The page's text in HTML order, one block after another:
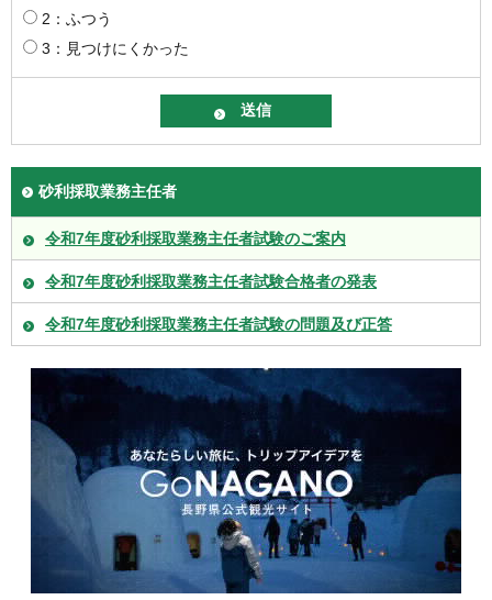
2：ふつう
3：見つけにくかった
砂利採取業務主任者
令和7年度砂利採取業務主任者試験のご案内
令和7年度砂利採取業務主任者試験合格者の発表
令和7年度砂利採取業務主任者試験の問題及び正答